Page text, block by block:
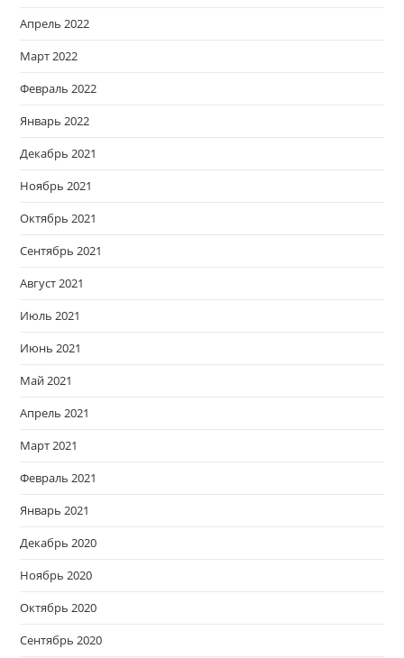
Апрель 2022
Март 2022
Февраль 2022
Январь 2022
Декабрь 2021
Ноябрь 2021
Октябрь 2021
Сентябрь 2021
Август 2021
Июль 2021
Июнь 2021
Май 2021
Апрель 2021
Март 2021
Февраль 2021
Январь 2021
Декабрь 2020
Ноябрь 2020
Октябрь 2020
Сентябрь 2020